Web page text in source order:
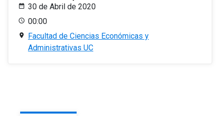
30 de Abril de 2020
00:00
Facultad de Ciencias Económicas y
Administrativas UC